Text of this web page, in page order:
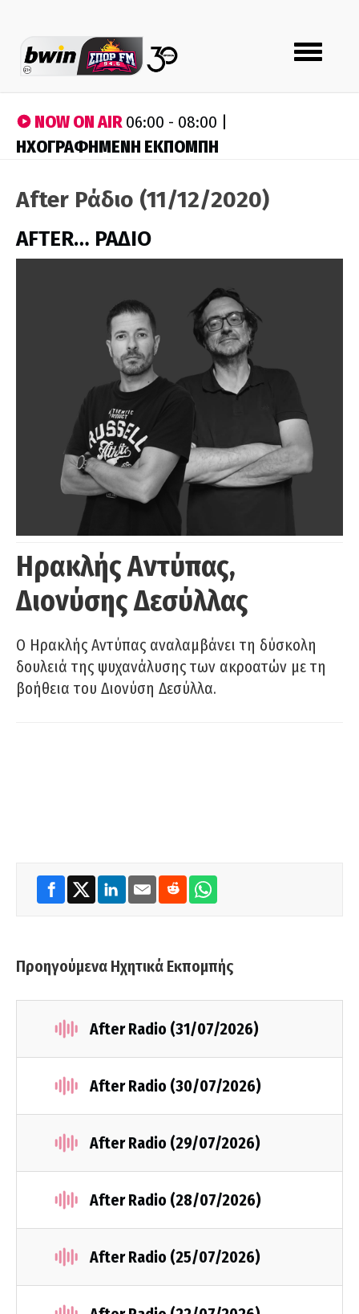
Toggle
navigation
NOW ON AIR06:00 - 08:00 |
ΗΧΟΓΡΑΦΗΜΕΝΗ ΕΚΠΟΜΠΗ
After Ράδιο (11/12/2020)
AFTER… ΡΑΔΙΟ
Ηρακλής Αντύπας,
Διονύσης Δεσύλλας
Ο Ηρακλής Αντύπας αναλαμβάνει τη δύσκολη
δουλειά της ψυχανάλυσης των ακροατών με τη
βοήθεια του Διονύση Δεσύλλα.
Προηγούμενα Ηχητικά Εκπομπής
After Radio (31/07/2026)
After Radio (30/07/2026)
After Radio (29/07/2026)
After Radio (28/07/2026)
After Radio (25/07/2026)